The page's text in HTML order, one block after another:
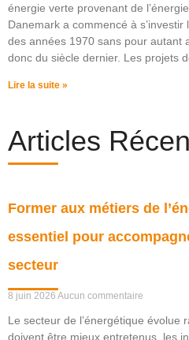
énergie verte provenant de
Danemark a commencé à
des années 1970 sans pour autant
donc du siècle dernier. Les projets
Lire la suite »
Articles
Former aux métiers de
essentiel pour
secteur
8 juin 2026 Aucun commentaire
Le secteur de l’énergétique évolue
doivent être mieux entretenus, les